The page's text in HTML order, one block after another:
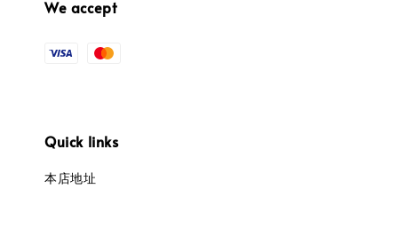
We accept
Quick links
本店地址